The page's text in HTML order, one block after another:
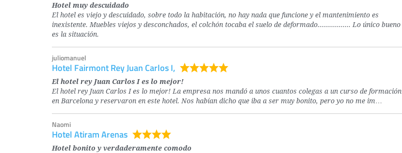
Hotel muy descuidado
El hotel es viejo y descuidado, sobre todo la habitación, no hay nada que funcione y el mantenimiento es
inexistente. Muebles viejos y desconchados, el colchón tocaba el suelo de deformado................. Lo único bueno
es la situación.
juliomanuel
Hotel Fairmont Rey Juan Carlos I,
El hotel rey Juan Carlos I es lo mejor!
El hotel rey Juan Carlos I es lo mejor! La empresa nos mandó a unos cuantos colegas a un curso de formación
en Barcelona y reservaron en este hotel. Nos habían dicho que iba a ser muy bonito, pero yo no me im…
Naomi
Hotel Atiram Arenas
Hotel bonito y verdaderamente comodo